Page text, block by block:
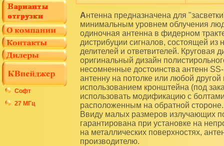
Софт
27 МГц
Антенна предназначена для "засветки" радиосигналом небольших помещений с
минимальным уровнем облучения
одиночная антенна в фидерном
дистрибуции сигналов, состоящей
делителей и ответвителей.
оригинальный дизайн
несомненные достоинства антенн
антенну на потолке или любой
использованием кронштейна (под
использовать модификацию с
расположенным на обратной стороне.
Ввиду малых размеров излучающих
гарантирована при установке на
на металлических поверхностях,
производителю.